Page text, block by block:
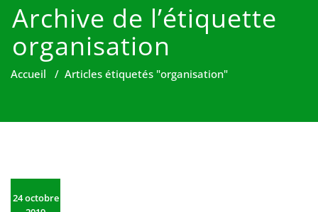
Archive de l’étiquette
organisation
Accueil / Articles étiquetés "organisation"
24 octobre